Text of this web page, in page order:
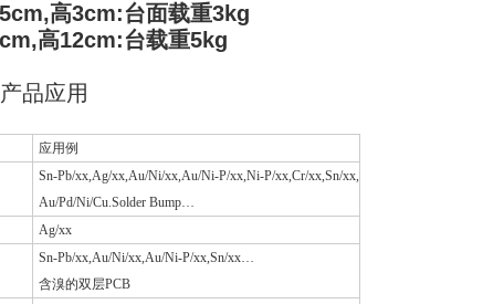
高3cm:台面载重3kg
高12cm:台载重5kg
产品应用
应用例
Sn-Pb/xx,Ag/xx,Au/Ni/xx,Au/Ni-P/xx,Ni-P/xx,Cr/xx,Sn/xx,
Au/Pd/Ni/Cu.Solder Bump…
Ag/xx
Sn-Pb/xx,Au/Ni/xx,Au/Ni-P/xx,Sn/xx…
含溴的双层PCB